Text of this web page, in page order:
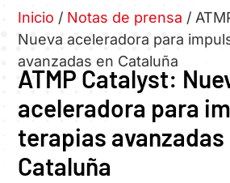
Inicio / Notas de prensa /
Nueva aceleradora para
avanzadas en Cataluña
ATMP Catalyst:
aceleradora para
terapias avanzadas
Cataluña